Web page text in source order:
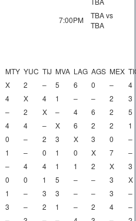
7:00PM
TBA vs
TBA
MTY YUC TIJ MVA LAG AGS MEX
X
2 – 5 6 0 –
4
4
X 4 1 – – 2
3
–
2 X – 4 6 2
5
4
4 – X 6 2 2
1
0
– 2 3 X 3 0
–
1
– 0 1 0 X 7
–
–
4 4 1 1 2 X
3
0
0 1 5 – – 3
X
1
– 3 3 – – 3
–
3
– 2 1 – 2 4
–